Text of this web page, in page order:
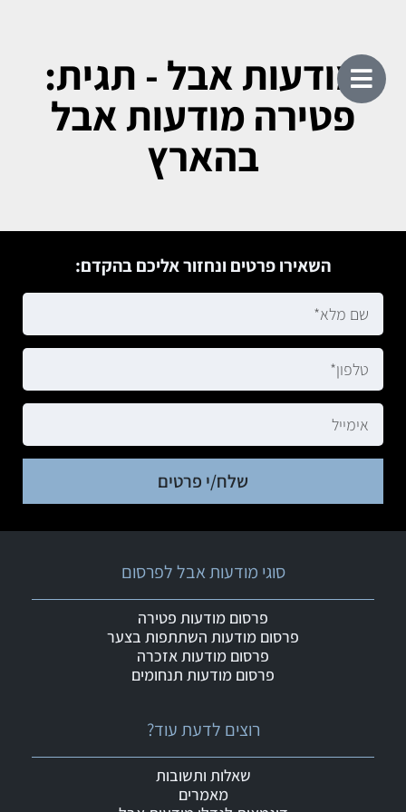
מודעות אבל - תגית:
פטירה מודעות אבל
בהארץ
השאירו פרטים ונחזור אליכם בהקדם:
שלח/י פרטים
רוצים לדעת עוד?
שאלות ותשובות
מאמרים
סוגי מודעות אבל לפרסום
פרסום מודעות פטירה
פרסום מודעות השתתפות בצער
פרסום מודעות אזכרה
פרסום מודעות תנחומים